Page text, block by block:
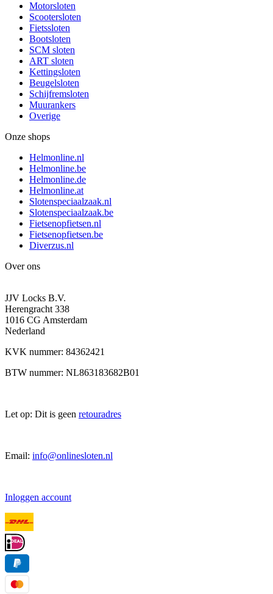
Motorsloten
Scootersloten
Fietssloten
Bootsloten
SCM sloten
ART sloten
Kettingsloten
Beugelsloten
Schijfremsloten
Muurankers
Overige
Onze shops
Helmonline.nl
Helmonline.be
Helmonline.de
Helmonline.at
Slotenspeciaalzaak.nl
Slotenspeciaalzaak.be
Fietsenopfietsen.nl
Fietsenopfietsen.be
Diverzus.nl
Over ons
JJV Locks B.V.
Herengracht 338
1016 CG Amsterdam
Nederland
KVK nummer: 84362421
BTW nummer: NL863183682B01
Let op: Dit is geen retouradres
Email: info@onlinesloten.nl
Inloggen account